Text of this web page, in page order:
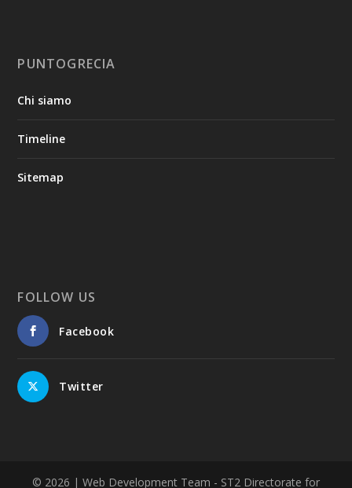
PUNTOGRECIA
Chi siamo
Timeline
Sitemap
FOLLOW US
Facebook
Twitter
© 2026 | Web Development Team - ST2 Directorate for